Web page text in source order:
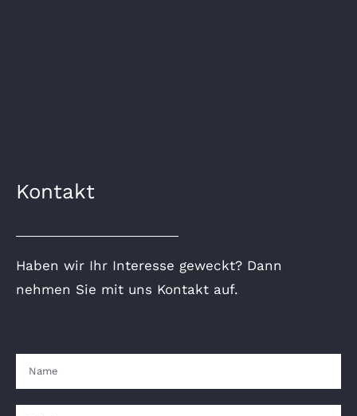
Kontakt
Haben wir Ihr Interesse geweckt? Dann
nehmen Sie mit uns Kontakt auf.